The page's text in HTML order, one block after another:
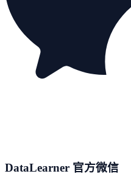
DataLearner 官方微信